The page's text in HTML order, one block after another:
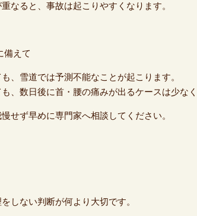
なると、事故は起こりやすくなります。
備えて
、雪道では予測不能なことが起こります。
、数日後に首・腰の痛みが出るケースは少なく
せず早めに専門家へ相談してください。
しない判断が何より大切です。